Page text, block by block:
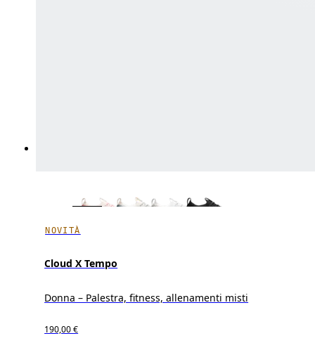
NOVITÀ
Cloud X Tempo
Donna – Palestra, fitness, allenamenti misti
190,00 €